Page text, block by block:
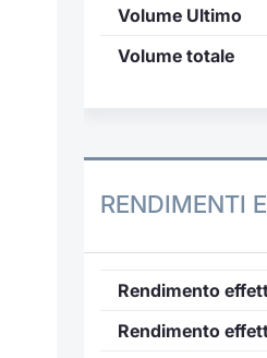
Volume Ultimo
Volume totale
RENDIMENTI
Rendimento
Rendimento